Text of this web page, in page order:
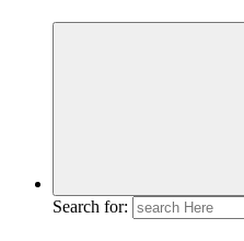
Search for: